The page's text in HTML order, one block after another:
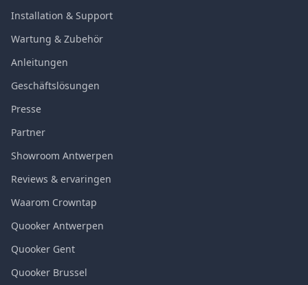
Installation & Support
Wartung & Zubehör
Anleitungen
Geschäftslösungen
Presse
Partner
Showroom Antwerpen
Reviews & ervaringen
Waarom Crowntap
Quooker Antwerpen
Quooker Gent
Quooker Brussel